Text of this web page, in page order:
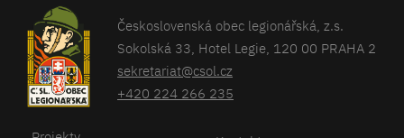
Československá obec legionářská, z.s.
Sokolská 33, Hotel Legie, 120 00 PRAHA 2
sekretariat@csol.cz
+420 224 266 235